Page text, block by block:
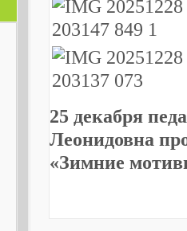
25 декабря
Леонидовна
«Зимние